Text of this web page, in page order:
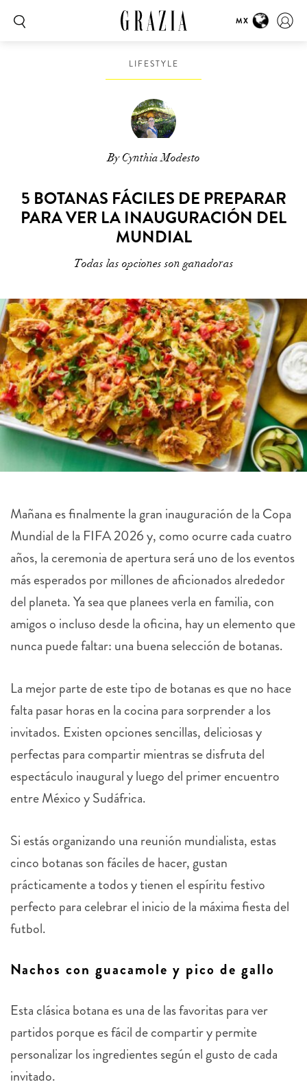
MX
LIFESTYLE
By Cynthia Modesto
5 BOTANAS FÁCILES DE PREPARAR
PARA VER LA INAUGURACIÓN DEL
MUNDIAL
Todas las opciones son ganadoras
Mañana es finalmente la gran inauguración de la Copa
Mundial de la FIFA 2026 y, como ocurre cada cuatro
años, la ceremonia de apertura será uno de los eventos
más esperados por millones de aficionados alrededor
del planeta. Ya sea que planees verla en familia, con
amigos o incluso desde la oficina, hay un elemento que
nunca puede faltar: una buena selección de botanas.
La mejor parte de este tipo de botanas es que no hace
falta pasar horas en la cocina para sorprender a los
invitados. Existen opciones sencillas, deliciosas y
perfectas para compartir mientras se disfruta del
espectáculo inaugural y luego del primer encuentro
entre México y Sudáfrica.
Si estás organizando una reunión mundialista, estas
cinco botanas son fáciles de hacer, gustan
prácticamente a todos y tienen el espíritu festivo
perfecto para celebrar el inicio de la máxima fiesta del
futbol.
Nachos con guacamole y pico de gallo
Esta clásica botana es una de las favoritas para ver
partidos porque es fácil de compartir y permite
personalizar los ingredientes según el gusto de cada
invitado.